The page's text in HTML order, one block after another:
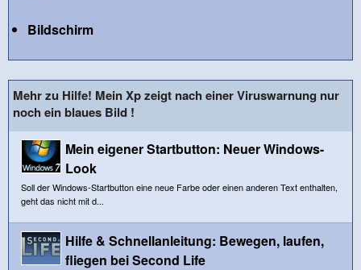
Bildschirm
Mehr zu Hilfe! Mein Xp zeigt nach einer Viruswarnung nur
noch ein blaues Bild !
Mein eigener Startbutton: Neuer Windows-
Look
Soll der Windows-Startbutton eine neue Farbe oder einen anderen Text enthalten,
geht das nicht mit d...
Hilfe & Schnellanleitung: Bewegen, laufen,
fliegen bei Second Life